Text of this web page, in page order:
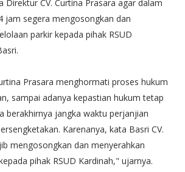
Direktur CV. Curtina Prasara agar dalam
jam segera mengosongkan dan
parkir kepada pihak RSUD
Prasara menghormati proses hukum
sampai adanya kepastian hukum tetap
berakhirnya jangka waktu perjanjian
Karenanya, kata Basri CV.
mengosongkan dan menyerahkan
pihak RSUD Kardinah," ujarnya.